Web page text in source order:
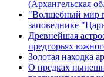
(Архангельская
"Волшебный мир
заповеднике
Древнейшая
предгорьях
Золотая находка
О предках